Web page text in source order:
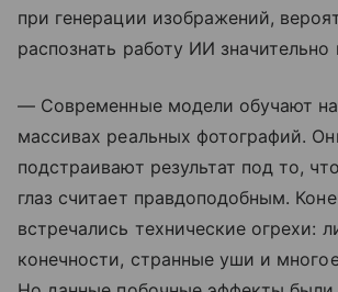
при генерации изображений,
распознать работу ИИ
— Современные модели обучают
массивах реальных фотографий.
подстраивают результат под то,
глаз считает правдоподобным.
встречались технические огрехи:
конечности, странные уши и